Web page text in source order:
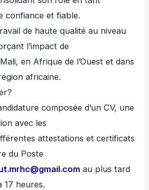
confiance et fiable.
de haute qualité au niveau
l’impact de
en Afrique de l’Ouest et dans
africaine.
composée d’un CV, une
avec les
attestations et certificats
du Poste
au plus tard
17 heures.